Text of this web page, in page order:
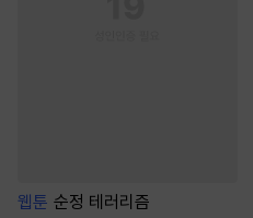
웹툰 순정 테러리즘